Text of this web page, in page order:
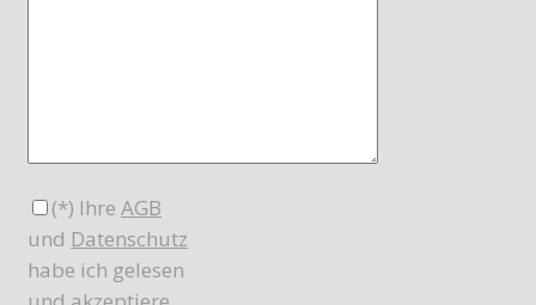
(*) Ihre AGB
und Datenschutz
habe ich gelesen